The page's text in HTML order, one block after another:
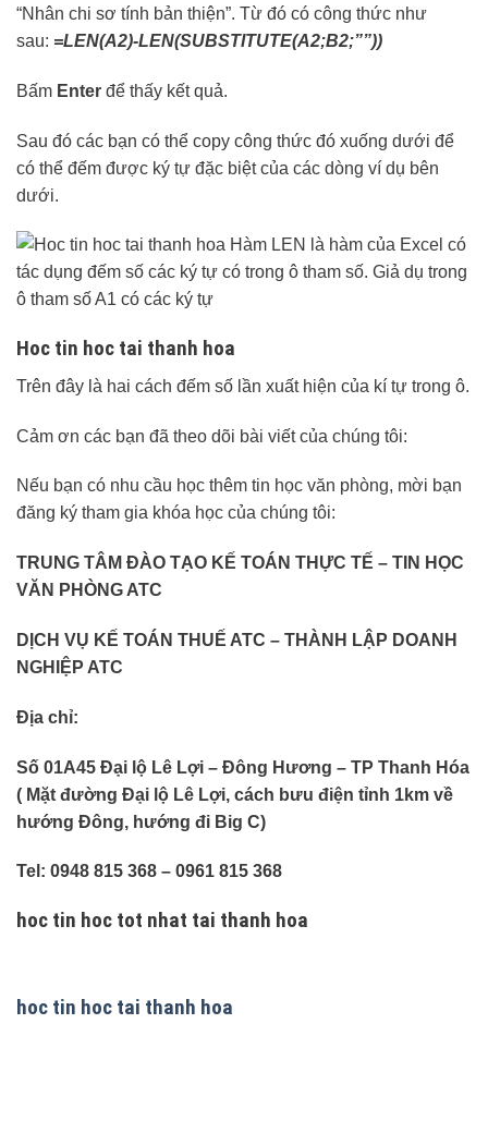
“Nhân chi sơ tính bản thiện”. Từ đó có công thức như
sau: =LEN(A2)-LEN(SUBSTITUTE(A2;B2;””))
Bấm Enter để thấy kết quả.
Sau đó các bạn có thể copy công thức đó xuống dưới để
có thể đếm được ký tự đặc biệt của các dòng ví dụ bên
dưới.
Hoc tin hoc tai thanh hoa
Trên đây là hai cách đếm số lần xuất hiện của kí tự trong ô.
Cảm ơn các bạn đã theo dõi bài viết của chúng tôi:
Nếu bạn có nhu cầu học thêm tin học văn phòng, mời bạn
đăng ký tham gia khóa học của chúng tôi:
TRUNG TÂM ĐÀO TẠO KẾ TOÁN THỰC TẾ – TIN HỌC
VĂN PHÒNG ATC
DỊCH VỤ KẾ TOÁN THUẾ ATC – THÀNH LẬP DOANH
NGHIỆP ATC
Địa chỉ:
Số 01A45 Đại lộ Lê Lợi – Đông Hương – TP Thanh Hóa
( Mặt đường Đại lộ Lê Lợi, cách bưu điện tỉnh 1km về
hướng Đông, hướng đi Big C)
Tel: 0948 815 368 – 0961 815 368
hoc tin hoc tot nhat tai thanh hoa
hoc tin hoc tai thanh hoa